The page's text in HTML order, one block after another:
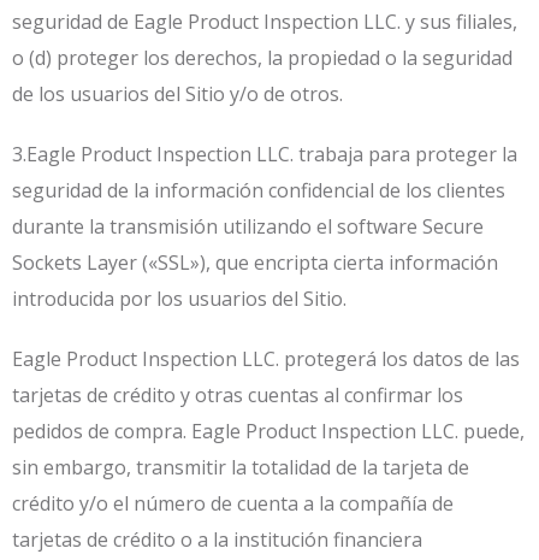
seguridad de Eagle Product Inspection LLC. y sus filiales,
o (d) proteger los derechos, la propiedad o la seguridad
de los usuarios del Sitio y/o de otros.
3.Eagle Product Inspection LLC. trabaja para proteger la
seguridad de la información confidencial de los clientes
durante la transmisión utilizando el software Secure
Sockets Layer («SSL»), que encripta cierta información
introducida por los usuarios del Sitio.
Eagle Product Inspection LLC. protegerá los datos de las
tarjetas de crédito y otras cuentas al confirmar los
pedidos de compra. Eagle Product Inspection LLC. puede,
sin embargo, transmitir la totalidad de la tarjeta de
crédito y/o el número de cuenta a la compañía de
tarjetas de crédito o a la institución financiera